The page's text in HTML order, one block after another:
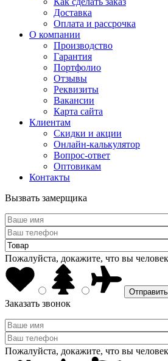
Доставка
Оплата и рассрочка
О компании
Производство
Гарантия
Портфолио
Отзывы
Реквизиты
Вакансии
Карта сайта
Клиентам
Скидки и акции
Онлайн-калькулятор
Вопрос-ответ
Оптовикам
Контакты
Вызвать замерщика
Пожалуйста, докажите, что вы
Заказать звонок
Пожалуйста, докажите, что вы